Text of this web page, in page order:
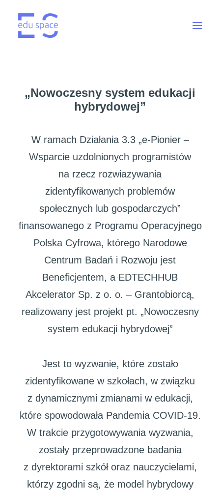
„Nowoczesny system edukacji
hybrydowej”
W ramach Działania 3.3 „e-Pionier –
Wsparcie uzdolnionych programistów
na rzecz rozwiazywania
zidentyfikowanych problemów
społecznych lub gospodarczych”
finansowanego z Programu Operacyjnego
Polska Cyfrowa, którego Narodowe
Centrum Badań i Rozwoju jest
Beneficjentem, a EDTECHHUB
Akcelerator Sp. z o. o. – Grantobiorcą,
realizowany jest projekt pt. „Nowoczesny
system edukacji hybrydowej”
Jest to wyzwanie, które zostało
zidentyfikowane w szkołach, w związku
z dynamicznymi zmianami w edukacji,
które spowodowała Pandemia COVID-19.
W trakcie przygotowywania wyzwania,
zostały przeprowadzone badania
z dyrektorami szkół oraz nauczycielami,
którzy zgodni są, że model hybrydowy